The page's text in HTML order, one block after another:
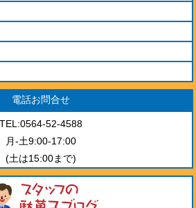
電話お問合せ
TEL:0564-52-4588
月-土9:00-17:00
(土は15:00まで)